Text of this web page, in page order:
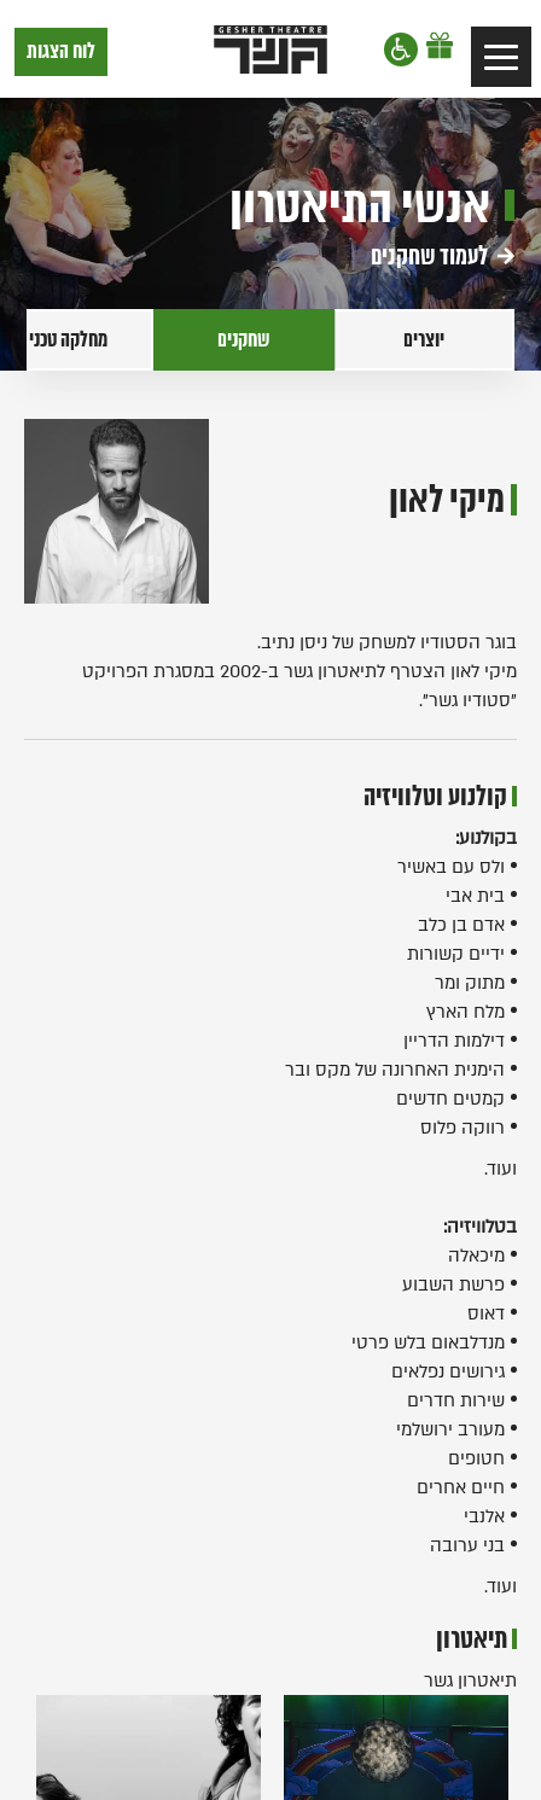
דלג לסרגל הניווט
דלג לתוכן
Toggle
navigation
תיאטרון
גשר,
בתל
אביב
לוח הצגות
אנשי התיאטרון
לעמוד שחקנים
יוצרים שחקנים מחלקה טכנית
מיקי לאון
בוגר הסטודיו למשחק של ניסן נתיב.
מיקי לאון הצטרף לתיאטרון גשר ב-2002 במסגרת הפרויקט
"סטודיו גשר".
קולנוע וטלוויזיה
בקולנוע:
ולס עם באשיר
בית אבי
אדם בן כלב
ידיים קשורות
מתוק ומר
מלח הארץ
דילמות הדריין
הימנית האחרונה של מקס ובר
קמטים חדשים
רווקה פלוס
ועוד.
בטלוויזיה:
מיכאלה
פרשת השבוע
דאוס
מנדלבאום בלש פרטי
גירושים נפלאים
שירות חדרים
מעורב ירושלמי
חטופים
חיים אחרים
אלנבי
בני ערובה
ועוד.
תיאטרון
תיאטרון גשר
אחרית
הימים
מישהו
לרוץ
איתו